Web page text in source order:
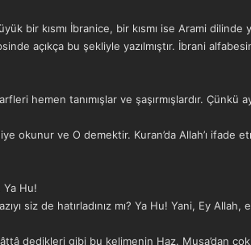
bir kısmı İbranice, bir kısmı ise Arami dilinde
açıkça bu şekliyle yazılmıştır. İbrani
tanımışlar ve şaşırmışlardır. Çünkü
okunur ve O demektir. Kuran’da Allah’ı ifade
Ya Hu!
siz de hatırladınız mı? Ya Hu! Yani, Ey Allah,
dedikleri gibi bu kelimenin Haz. Musa’dan